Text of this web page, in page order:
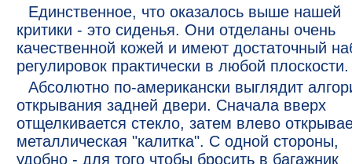
Единственное, что оказалось выше нашей
критики - это сиденья. Они отделаны очень
качественной кожей и имеют достаточный
регулировок практически в любой плоскости.
Абсолютно по-американски выглядит
открывания задней двери. Сначала вверх
отщелкивается стекло, затем влево
металлическая "калитка". С одной стороны,
удобно - для того чтобы бросить в багажник